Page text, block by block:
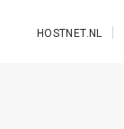
HOSTNET.NL